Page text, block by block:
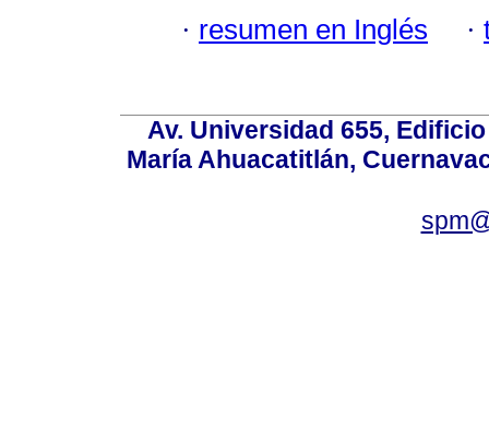
· resumen en Inglés ·
Av. Universidad 655,
María Ahuacatitlán,